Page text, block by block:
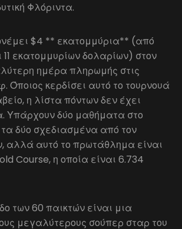
Φλόριντα.
$4 ** εκατομμύρια** (από
εκατομμυρίων δολαρίων) στον
ημέρα πληρωμής στις
Όποιος κερδίσει αυτό το τουρνουά
η λίστα πόντων δεν έχει
Υπάρχουν δύο μαθήματα στο
τα δύο σχεδιασμένα από τον
αλλά αυτό το πρωτάθλημα είναι
Course, η οποία είναι 6.734
των 60 παικτών είναι μια
μεγαλύτερους σούπερ σταρ του